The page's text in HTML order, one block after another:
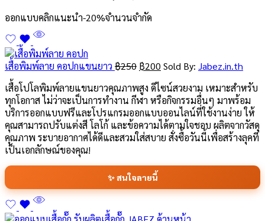
ออกแบบคลิกแนะนำ-20%จำนวนจำกัด
เสื้อพิมพ์ลาย คอปกแขนยาว ฿250 ฿200 Sold By: Jabez.in.th
เสื้อโปโลพิมพ์ลายแขนยาวคุณภาพสูง ดีไซน์สวยงาม เหมาะสำหรับ
ทุกโอกาส ไม่ว่าจะเป็นการทำงาน กีฬา หรือกิจกรรมอื่นๆ มาพร้อม
บริการออกแบบฟรีและโปรแกรมออกแบบออนไลน์ที่ใช้งานง่าย ให้
คุณสามารถปรับแต่งสี โลโก้ และข้อความได้ตามใจชอบ ผลิตจากวัสดุ
คุณภาพ ระบายอากาศได้ดีและสวมใส่สบาย สั่งซื้อวันนี้เพื่อสร้างลุคที่
เป็นเอกลักษณ์ของคุณ!
✨ สนใจลายนี้